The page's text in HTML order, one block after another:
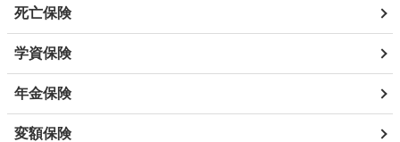
死亡保険
学資保険
年金保険
変額保険